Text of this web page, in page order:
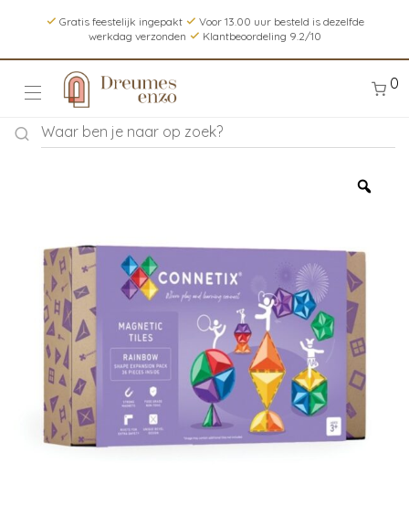
Gratis feestelijk ingepakt
Voor 13.00 uur besteld is dezelfde
werkdag verzonden
Klantbeoordeling 9.2/10
0